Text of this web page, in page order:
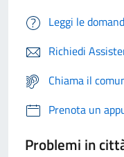
Leggi le
Richiedi
Chiama il
Prenota un
Problemi in